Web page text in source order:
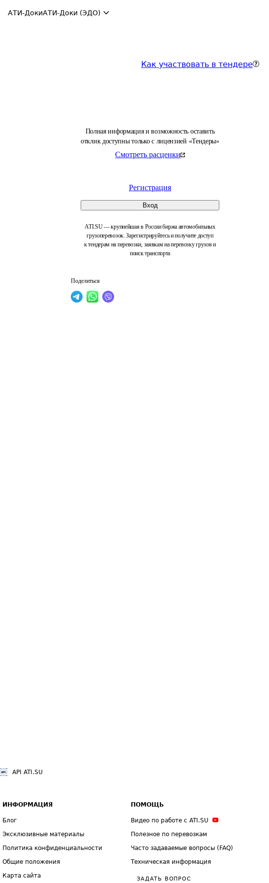
АТИ-ДокиАТИ-Доки (ЭДО)
Как участвовать в тендере
Полная информация и возможность оставить
отклик доступны только с лицензией «Тендеры»
Смотреть расценки
Регистрация
Вход
ATI.SU — крупнейшая в России биржа автомобильных
грузоперевозок. Зарегистрируйтесь и получите доступ
к тендерам на перевозки, заявкам на перевозку грузов и
поиск транспорта
Поделиться
API ATI.SU
ИНФОРМАЦИЯ
Блог
Эксклюзивные материалы
Политика конфиденциальности
Общие положения
Карта сайта
ПОМОЩЬ
Видео по работе с ATI.SU
Полезное по перевозкам
Часто задаваемые вопросы (FAQ)
Техническая информация
ЗАДАТЬ ВОПРОС